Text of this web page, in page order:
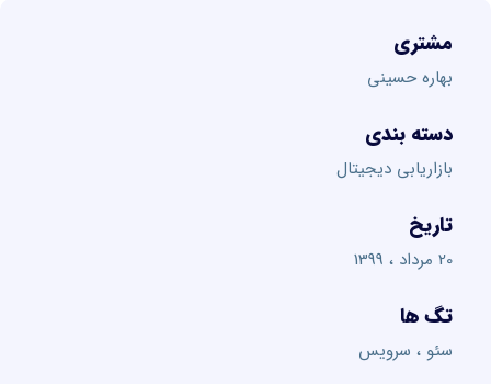
مشتری
بهاره حسینی
دسته بندی
بازاریابی دیجیتال
تاریخ
20 مرداد ، 1399
تگ ها
سئو ، سرویس